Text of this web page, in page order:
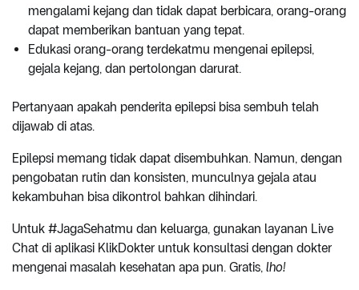
mengalami kejang dan tidak dapat berbicara, orang-orang
dapat memberikan bantuan yang tepat.
Edukasi orang-orang terdekatmu mengenai epilepsi,
gejala kejang, dan pertolongan darurat.
Pertanyaan apakah penderita epilepsi bisa sembuh telah
dijawab di atas.
Epilepsi memang tidak dapat disembuhkan. Namun, dengan
pengobatan rutin dan konsisten, munculnya gejala atau
kekambuhan bisa dikontrol bahkan dihindari.
Untuk #JagaSehatmu dan keluarga, gunakan layanan Live
Chat di aplikasi KlikDokter untuk konsultasi dengan dokter
mengenai masalah kesehatan apa pun. Gratis, lho!